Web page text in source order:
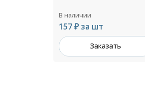
В наличии
157 ₽ за шт
Заказать